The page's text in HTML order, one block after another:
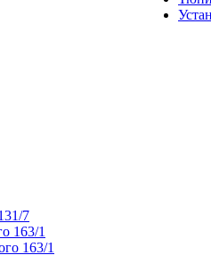
7
163/1
163/1